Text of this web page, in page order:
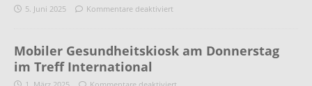
5. Juni 2025 Kommentare deaktiviert
Mobiler Gesundheitskiosk am Donnerstag
im Treff International